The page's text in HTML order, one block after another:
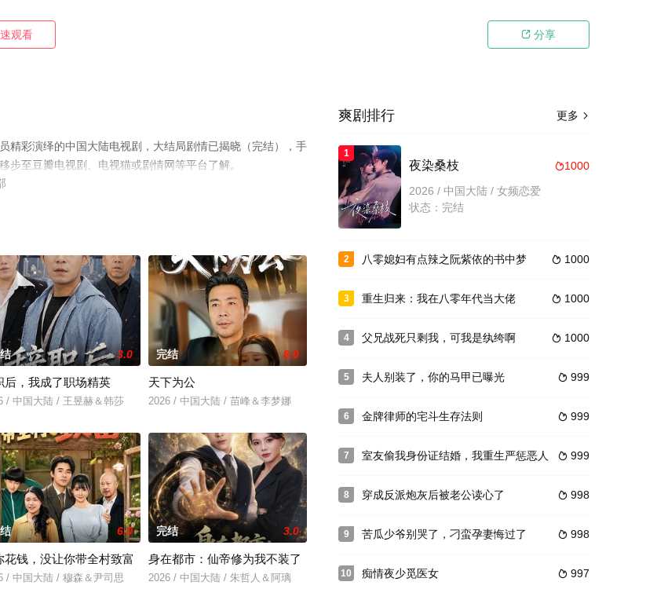
观看  分享
精彩演绎的中国大陆电视剧，大结局剧情已揭晓（完结），手
至豆瓣电视剧、电视猫或剧情网等平台了解。
3.0
后，我成了职场精英
/ 中国大陆 / 王昱赫＆韩莎
完结 8.0
天下为公
2026 / 中国大陆 / 苗峰＆李梦娜
人徐斯（龚俊 饰），结识了国牌服装集团董事长独生女江湖（钟楚曦 饰），二人因商业理念不同而互不对盘。江湖父亲的企业
6.0
花钱，没让你带全村致富
/ 中国大陆 / 穆森＆尹司思
完结 3.0
身在都市：仙帝修为我不装了
2026 / 中国大陆 / 朱哲人＆阿璃
更多 
爽剧排行
1
1000
夜染桑枝
2026 / 中国大陆 / 女频恋爱
状态：完结
2  1000
八零媳妇有点辣之阮紫依的书中梦
3  1000
重生归来：我在八零年代当大佬
4  1000
父兄战死只剩我，可我是纨绔啊
5  999
夫人别装了，你的马甲已曝光
6  999
金牌律师的宅斗生存法则
7  999
室友偷我身份证结婚，我重生严惩恶人
8  998
穿成反派炮灰后被老公读心了
9  998
苦瓜少爷别哭了，刁蛮孕妻悔过了
10  997
痴情夜少觅医女